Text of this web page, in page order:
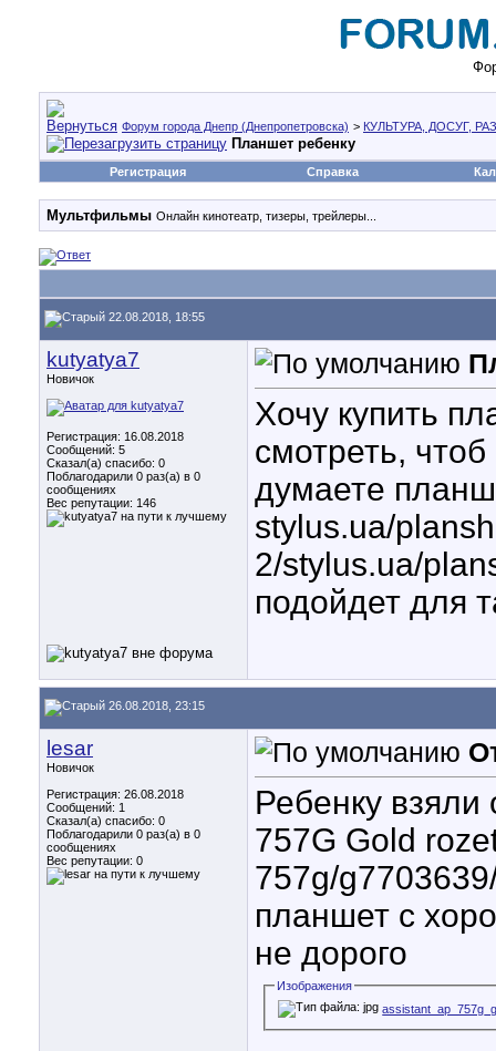
Форум города Днепр (Днепропетровска) > КУЛЬТУРА, ДОСУГ,
Планшет ребенку
Регистрация Справка
Мультфильмы Онлайн кинотеатр, тизеры, трейлеры...
22.08.2018, 18:55
kutyatya7
Новичок
Регистрация: 16.08.2018
Сообщений: 5
Сказал(а) спасибо: 0
Поблагодарили 0 раз(а) в 0
сообщениях
Вес репутации: 146
Хочу купить
смотреть,
думаете
stylus.ua/
2/stylus.ua/
подойдет для
26.08.2018, 23:15
lesar
Новичок
Регистрация: 26.08.2018
Сообщений: 1
Сказал(а) спасибо: 0
Поблагодарили 0 раз(а) в 0
сообщениях
Вес репутации: 0
Ребенку
757G Gold
757g/
планшет с
не дорого
Изображения